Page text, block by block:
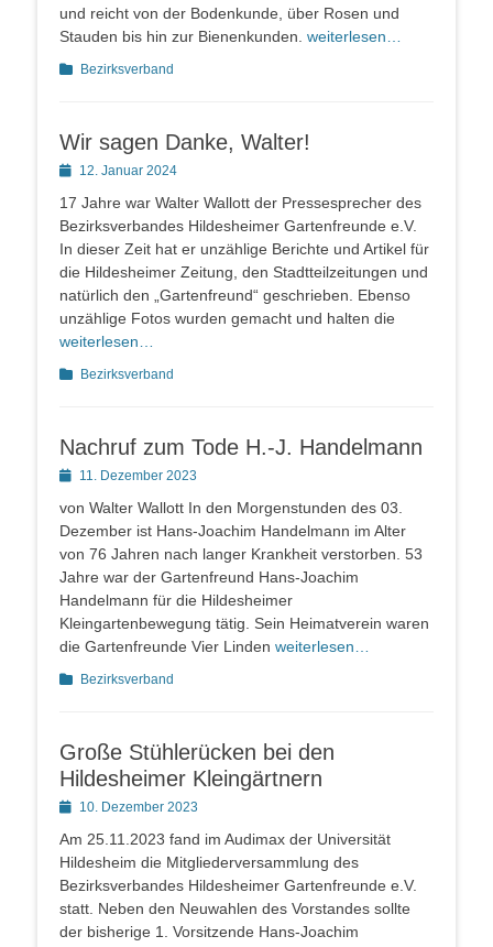
und reicht von der Bodenkunde, über Rosen und
Stauden bis hin zur Bienenkunden. weiterlesen…
Kategorien
Bezirksverband
Wir sagen Danke, Walter!
Posted12. Januar 2024
17 Jahre war Walter Wallott der Pressesprecher des
Bezirksverbandes Hildesheimer Gartenfreunde e.V.
In dieser Zeit hat er unzählige Berichte und Artikel für
die Hildesheimer Zeitung, den Stadtteilzeitungen und
natürlich den „Gartenfreund“ geschrieben. Ebenso
unzählige Fotos wurden gemacht und halten die
weiterlesen…
Kategorien
Bezirksverband
Nachruf zum Tode H.-J. Handelmann
Posted11. Dezember 2023
von Walter Wallott In den Morgenstunden des 03.
Dezember ist Hans-Joachim Handelmann im Alter
von 76 Jahren nach langer Krankheit verstorben. 53
Jahre war der Gartenfreund Hans-Joachim
Handelmann für die Hildesheimer
Kleingartenbewegung tätig. Sein Heimatverein waren
die Gartenfreunde Vier Linden weiterlesen…
Kategorien
Bezirksverband
Große Stühlerücken bei den
Hildesheimer Kleingärtnern
Posted10. Dezember 2023
Am 25.11.2023 fand im Audimax der Universität
Hildesheim die Mitgliederversammlung des
Bezirksverbandes Hildesheimer Gartenfreunde e.V.
statt. Neben den Neuwahlen des Vorstandes sollte
der bisherige 1. Vorsitzende Hans-Joachim